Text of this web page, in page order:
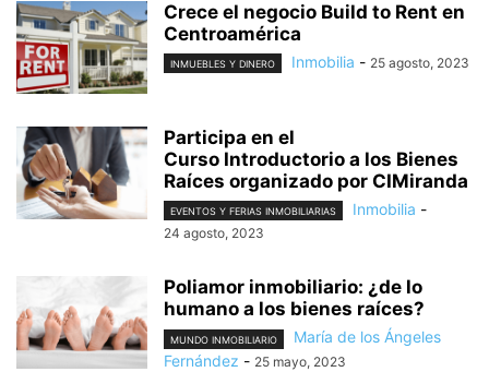
Crece el negocio Build to Rent en
Centroamérica
INMUEBLES Y DINERO Inmobilia - 25 agosto, 2023
Participa en el
Curso Introductorio a los Bienes
Raíces organizado por CIMiranda
EVENTOS Y FERIAS INMOBILIARIAS Inmobilia -
24 agosto, 2023
Poliamor inmobiliario: ¿de lo
humano a los bienes raíces?
MUNDO INMOBILIARIO
María de los Ángeles
Fernández - 25 mayo, 2023